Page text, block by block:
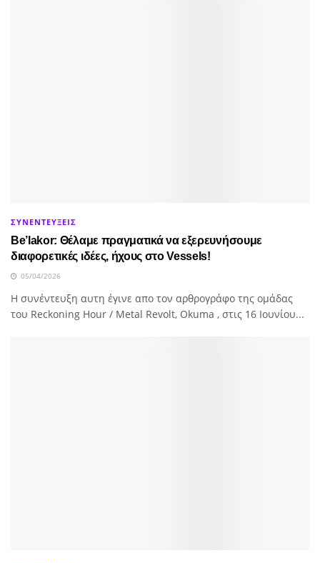
ΣΥΝΕΝΤΕΥΞΕΙΣ
Be’lakor: Θέλαμε πραγματικά να εξερευνήσουμε
διαφορετικές ιδέες, ήχους στο Vessels!
05/04/2026
H συνέντευξη αυτη έγινε απο τον αρθρογράφο της ομάδας
του Reckoning Hour / Metal Revolt, Okuma , στις 16 Ιουνίου...